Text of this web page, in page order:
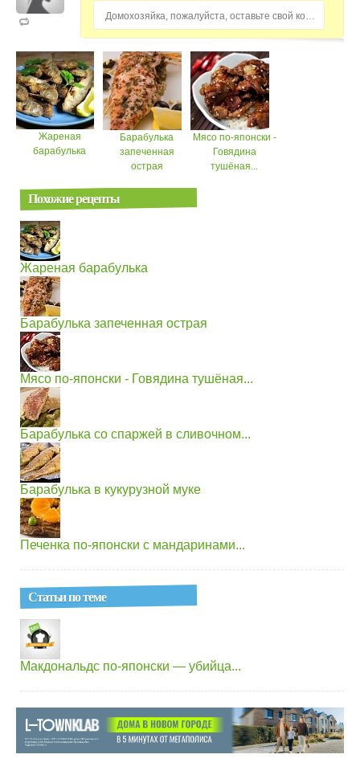
Домохозяйка, пожалуйста, оставьте свой комментарий...
Жареная
барабулька
Барабулька
запеченная
острая
Мясо по-японски -
Говядина
тушёная...
Похожие рецепты
Жареная барабулька
Барабулька запеченная острая
Мясо по-японски - Говядина тушёная...
Барабулька со спаржей в сливочном...
Барабулька в кукурузной муке
Печенка по-японски с мандаринами...
Статьи по теме
Макдональдс по-японски — убийца...